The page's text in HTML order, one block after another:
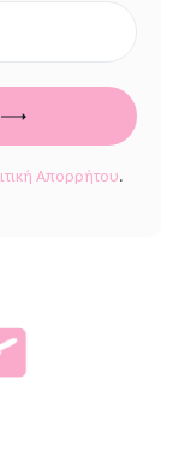
Απορρήτου.